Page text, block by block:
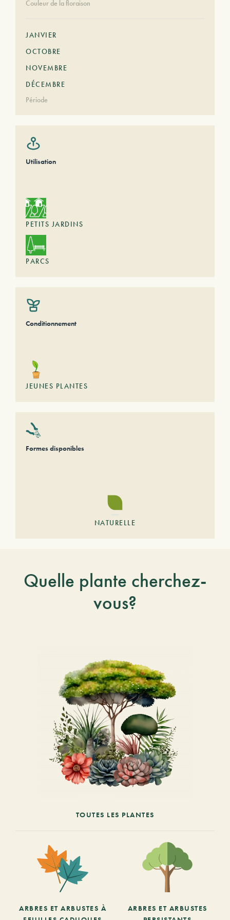
Couleur de la floraison
JANVIER
OCTOBRE
NOVEMBRE
DÉCEMBRE
Période
Utilisation
PETITS JARDINS
PARCS
Conditionnement
JEUNES PLANTES
Formes disponibles
NATURELLE
Quelle plante cherchez-
vous?
TOUTES LES PLANTES
ARBRES ET ARBUSTES À
ARBRES ET ARBUSTES